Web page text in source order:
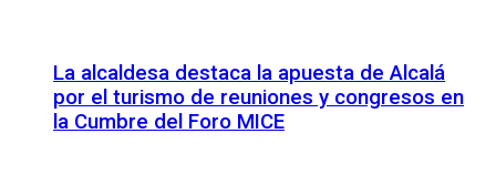
La alcaldesa destaca la apuesta de Alcalá
por el turismo de reuniones y congresos en
la Cumbre del Foro MICE